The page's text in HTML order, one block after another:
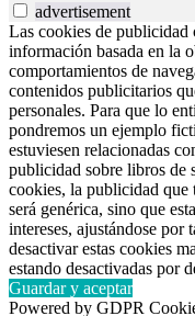
advertisement
Las cookies de publicidad
información basada en la
comportamientos de
contenidos publicitarios
personales. Para que lo
pondremos un ejemplo
estuviesen relacionadas
publicidad sobre libros de
cookies, la publicidad que
será genérica, sino que
intereses, ajustándose por
desactivar estas cookies
estando desactivadas por
Guardar y aceptar
Powered by GDPR